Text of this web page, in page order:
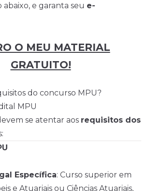
e garanta seu e-
O MEU MATERIAL
GRATUITO!
do concurso MPU?
MPU
se atentar aos requisitos dos
Específica: Curso superior em
e Atuariais ou Ciências Atuariais,